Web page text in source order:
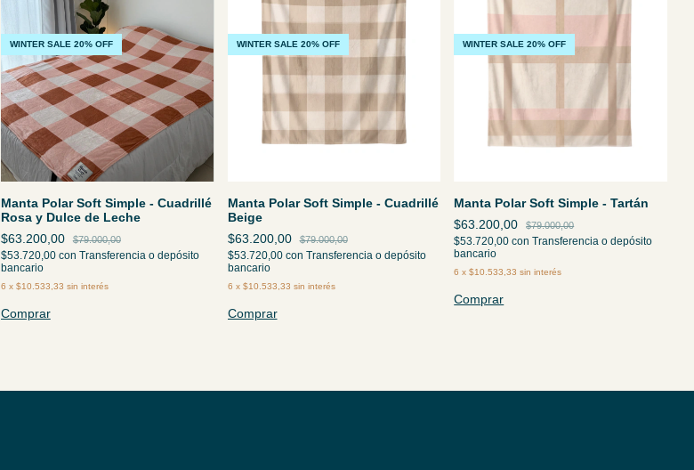
WINTER SALE 20% OFF
Manta Polar Soft Simple - Cuadrillé
Rosa y Dulce de Leche
$63.200,00
$79.000,00
$53.720,00 con Transferencia o depósito
bancario
6 x $10.533,33 sin interés
Comprar
WINTER SALE 20% OFF
Manta Polar Soft Simple - Cuadrillé
Beige
$63.200,00
$79.000,00
$53.720,00 con Transferencia o depósito
bancario
6 x $10.533,33 sin interés
Comprar
WINTER SALE 20% OFF
Manta Polar Soft Simple - Tartán
$63.200,00
$79.000,00
$53.720,00con Transferencia o depósito
bancario
6 x$10.533,33 sin interés
Comprar